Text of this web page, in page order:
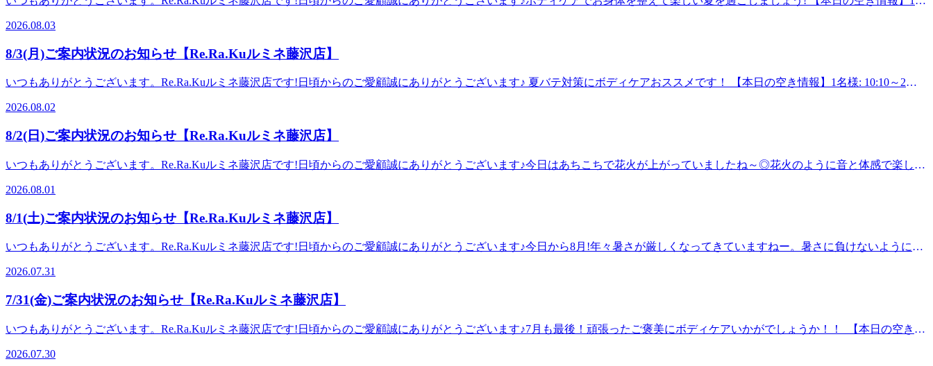
になるメニューを組み合わせて受けて頂く事が可能です♪ ーーーーーーーーーーーーーーーーーーーーーーーーーーーーーーーーーーーーーーーーーーー 予約はこちらから
→https://reraku.jp/studio/luminefujisawa/booking【疲れる前にお身体をケアしましょう♪】みなさまのご来店を心よりお待ちしております♪ 【Re.Ra.Kuルミネ藤沢店】営業時間：10:00～
ーーーーー【爽快ヘッドスパ】ーーーーーーーーーーーー今年も大人気コースの"爽快ヘッドスパの時期がやってまいりました！！ひんやり弾ける炭酸泡を使った爽快感あふれるヘッド
スパを夏限定で提供しております。 頭部を始め、首肩周りのお疲れや暑さでなんだかだるさを感じる方にもおススメコースとなっております。またリラク系ボディケアとのお得なセッ
トコースもご準備♪ 爽快セットコース 50分 6,980円 爽快セットコース 70分 8,980円 爽快セットコース 90分 9,980円どの分数でも爽快
メニューも取り揃えておりますので気になるメニューを組み合わせて受けて頂く事が可能です♪ ーーーーーーーーーーーーーーーーーーーーーーーーーーーーーーーーーーーーーーーー
ーーー 予約はこちらから→https://reraku.jp/studio/luminefujisawa/booking【疲れる前にお身体をケアしましょう♪】みなさまのご来店を心よりお待ちしております♪ 【Re.Ra.Kuルミネ藤沢店】
2026.08.03
8/3(月)ご案内状況のお知らせ【Re.Ra.Kuルミネ藤沢店】
いつもありがとうございます。Re.Ra.Kuルミネ藤沢店です!日頃からのご愛顧誠にありがとうございます♪ 夏バテ対策にボディケアおススメです！ 【本日の空き情報】1名様: 10:10～2名
【爽快ヘッドスパ】ーーーーーーーーーーーー今年も大人気コースの"爽快ヘッドスパの時期がやってまいりました！！ひんやり弾ける炭酸泡を使った爽快感あふれるヘッドスパを夏限
定で提供しております。 頭部を始め、首肩周りのお疲れや暑さでなんだかだるさを感じる方にもおススメコースとなっております。またリラク系ボディケアとのお得なセットコースも
ご準備♪ 爽快セットコース 50分 6,980円 爽快セットコース 70分 8,980円 爽快セットコース 90分 9,980円どの分数でも爽快ヘッドスパ
取り揃えておりますので気になるメニューを組み合わせて受けて頂く事が可能です♪ ーーーーーーーーーーーーーーーーーーーーーーーーーーーーーーーーーーーーーーーーーーー 予
約はこちらから→https://reraku.jp/studio/luminefujisawa/booking【疲れる前にお身体をケアしましょう♪】みなさまのご来店を心よりお待ちしております♪ 【Re.Ra.Kuルミネ藤沢店】営業時
2026.08.02
8/2(日)ご案内状況のお知らせ【Re.Ra.Kuルミネ藤沢店】
いつもありがとうございます。Re.Ra.Kuルミネ藤沢店です!日頃からのご愛顧誠にありがとうございます♪今日はあちこちで花火が上がっていましたね～◎花火のように音と体感で楽しみ
でお問い合わせください。★8月のおすすめメニュー★ ーーーーーーーーーーーー【爽快ヘッドスパ】ーーーーーーーーーーーー今年も大人気コースの"爽快ヘッドスパの時期が
やってまいりました！！ひんやり弾ける炭酸泡を使った爽快感あふれるヘッドスパを夏限定で提供しております。 頭部を始め、首肩周りのお疲れや暑さでなんだかだるさを感じる方に
もおススメコースとなっております。またリラク系ボディケアとのお得なセットコースもご準備♪ 爽快セットコース 50分 6,980円 爽快セットコース 70分
ときをぜひ受けていただければと思います！ ★こちらに加え、様々なオプションメニューも取り揃えておりますので気になるメニューを組み合わせて受けて頂く事が可能です♪ ーーー
ーーーーーーーーーーーーーーーーーーーーーーーーーーーーーーーーーーーーーーーー 予約はこちらから→https://reraku.jp/studio/luminefujisawa/booking【疲れる前にお身体をケアしまし
2026.08.01
8/1(土)ご案内状況のお知らせ【Re.Ra.Kuルミネ藤沢店】
いつもありがとうございます。Re.Ra.Kuルミネ藤沢店です!日頃からのご愛顧誠にありがとうございます♪今日から8月!年々暑さが厳しくなってきていますねー。暑さに負けないように免
股関節のストレッチも効果があります。8月を乗り切る為にもリラクでのほぐしとストレッチを習慣づけてみるのはいかがでしょうか 【本日の空き情報】1名様: 10:10～2名様: 10:10～※×
になっているお時間でもご案内できる場合がございます。一度店舗までお電話でお問い合わせください。★7月のおすすめメニュー★ ーーーーーーーーーーーー【爽快ヘッドス
パ】ーーーーーーーーーーーー今年も大人気コースの"爽快ヘッドスパの時期がやってまいりました！！ひんやり弾ける炭酸泡を使った爽快感あふれるヘッドスパを夏限定で提供してお
爽快セットコース 50分 6,980円 爽快セットコース 70分 8,980円 爽快セットコース 90分 9,980円どの分数でも爽快ヘッドスパが10分付いてお
ります。長い時間受けて頂くとよりお得となっておりますので、素敵なひとときをぜひ受けていただければと思います！ ★こちらに加え、様々なオプションメニューも取り揃えており
ますので気になるメニューを組み合わせて受けて頂く事が可能です♪ ーーーーーーーーーーーーーーーーーーーーーーーーーーーーーーーーーーーーーーーーーーー 予約はこちらから
2026.07.31
7/31(金)ご案内状況のお知らせ【Re.Ra.Kuルミネ藤沢店】
いつもありがとうございます。Re.Ra.Kuルミネ藤沢店です!日頃からのご愛顧誠にありがとうございます♪7月も最後！頑張ったご褒美にボディケアいかがでしょうか！！ 【本日の空き情
ーーーーーーーー【爽快ヘッドスパ】ーーーーーーーーーーーー今年も大人気コースの"爽快ヘッドスパの時期がやってまいりました！！ひんやり弾ける炭酸泡を使った爽快感あふれる
2026.07.30